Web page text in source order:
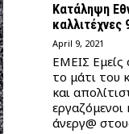
Κατάληψη
καλλιτέχνες
April 9, 2021
ΕΜΕΙΣ Εμείς
το μάτι του
και
εργαζόμενοι
άνεργ@